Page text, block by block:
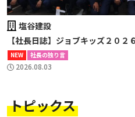
塩谷建設
【社長日誌】ジョブキッズ２０２６
NEW 社長の独り言
2026.08.03
トピックス